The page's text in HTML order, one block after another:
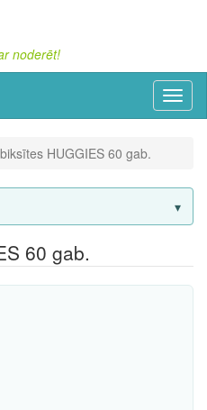
noderēt!
HUGGIES 60 gab.
60 gab.